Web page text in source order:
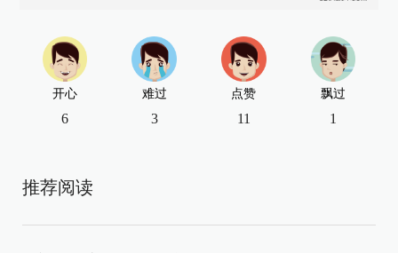
开心
6
难过
3
点赞
11
飘过
1
推荐阅读